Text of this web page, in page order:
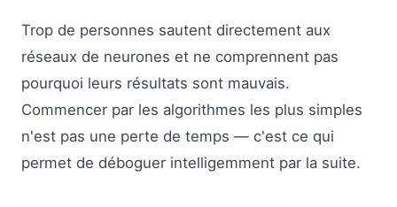
Trop de personnes sautent directement aux
réseaux de neurones et ne comprennent pas
pourquoi leurs résultats sont mauvais.
Commencer par les algorithmes les plus simples
n'est pas une perte de temps — c'est ce qui
permet de déboguer intelligemment par la suite.